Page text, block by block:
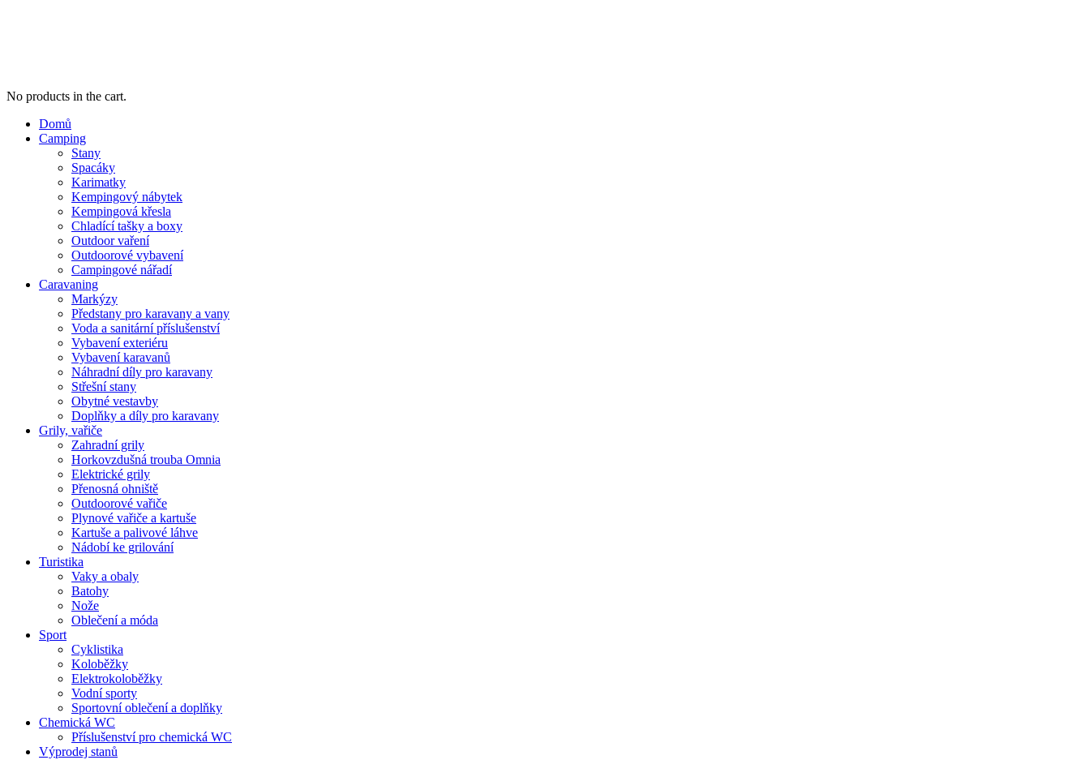
No products in the cart.
Domů
Camping
Stany
Spacáky
Karimatky
Kempingový nábytek
Kempingová křesla
Chladící tašky a boxy
Outdoor vaření
Outdoorové vybavení
Campingové nářadí
Caravaning
Markýzy
Předstany pro karavany a vany
Voda a sanitární příslušenství
Vybavení exteriéru
Vybavení karavanů
Náhradní díly pro karavany
Střešní stany
Obytné vestavby
Doplňky a díly pro karavany
Grily, vařiče
Zahradní grily
Horkovzdušná trouba Omnia
Elektrické grily
Přenosná ohniště
Outdoorové vařiče
Plynové vařiče a kartuše
Kartuše a palivové láhve
Nádobí ke grilování
Turistika
Vaky a obaly
Batohy
Nože
Oblečení a móda
Sport
Cyklistika
Koloběžky
Elektrokoloběžky
Vodní sporty
Sportovní oblečení a doplňky
Chemická WC
Příslušenství pro chemická WC
Výprodej stanů